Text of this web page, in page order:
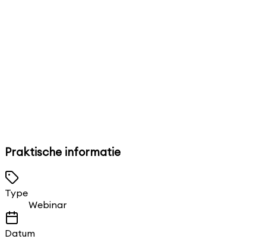
Onderzoeker & schrijver
Praktische informatie
Type
Webinar
Datum